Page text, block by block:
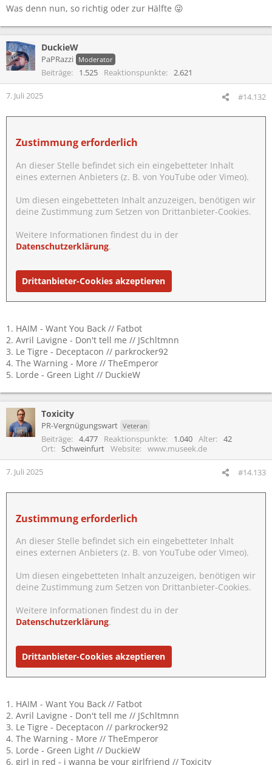
Was denn nun, so richtig oder zur Hälfte 😜
DuckieW
PaPRazzi Moderator
Beiträge 1.525 Reaktionspunkte 2.621
7. Juli 2025 #14.132
Zustimmung erforderlich
An dieser Stelle befindet sich ein eingebetteter Inhalt
eines externen Anbieters (z. B. von YouTube oder Vimeo).
Um diesen eingebetteten Inhalt anzuzeigen, benötigen wir
deine Zustimmung zum Setzen von Drittanbieter-Cookies.
Weitere Informationen findest du in der
Datenschutzerklärung.
Drittanbieter-Cookies akzeptieren
1. HAIM - Want You Back // Fatbot
2. Avril Lavigne - Don't tell me // JSchltmnn
3. Le Tigre - Deceptacon // parkrocker92
4. The Warning - More // TheEmperor
5. Lorde - Green Light // DuckieW
Toxicity
PR-Vergnügungswart Veteran
Beiträge 4.477 Reaktionspunkte 1.040 Alter
42
Ort
Schweinfurt Website www.museek.de
7. Juli 2025 #14.133
Zustimmung erforderlich
An dieser Stelle befindet sich ein eingebetteter Inhalt
eines externen Anbieters (z. B. von YouTube oder Vimeo).
Um diesen eingebetteten Inhalt anzuzeigen, benötigen wir
deine Zustimmung zum Setzen von Drittanbieter-Cookies.
Weitere Informationen findest du in der
Datenschutzerklärung.
Drittanbieter-Cookies akzeptieren
1. HAIM - Want You Back // Fatbot
2. Avril Lavigne - Don't tell me // JSchltmnn
3. Le Tigre - Deceptacon // parkrocker92
4. The Warning - More // TheEmperor
5. Lorde - Green Light // DuckieW
6. girl in red - i wanna be your girlfriend // Toxicity